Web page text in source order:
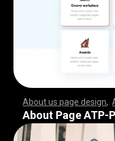
About us page design ,
,,,,,,,,,,,,,,,,,,,,,,,, ,
,,,,,,,,,,,,,,,,,,,,,,,, ,
,,,,,,,,,,,,,,,,,,,,,,,, ,
,,,,,,,,,,,,,,,,,,,,,,,, ,
,,,,,,,,,,,,,,,,,,,,,,,, ,
,,,,,,,,,,,,,,,,,,,,,,,, ,
,,,,,,,,,,,,,,,,,,,,,,,, ,
,,,,,,,,,,,,,,,,,,,,,,,, ,
About Page ATP-